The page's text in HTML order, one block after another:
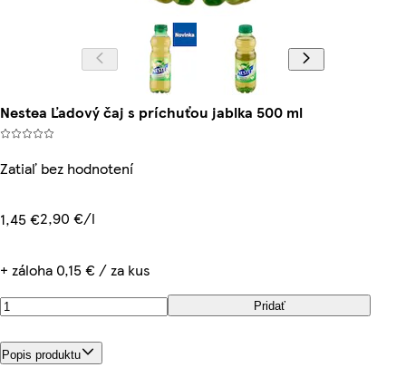
Nestea Ľadový čaj s príchuťou jablka 500 ml
Zatiaľ bez hodnotení
1,45 €2,90 €/l
+ záloha 0,15 € / za kus
Pridať
Popis produktu